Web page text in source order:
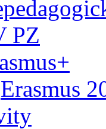
PZ
Erasmus